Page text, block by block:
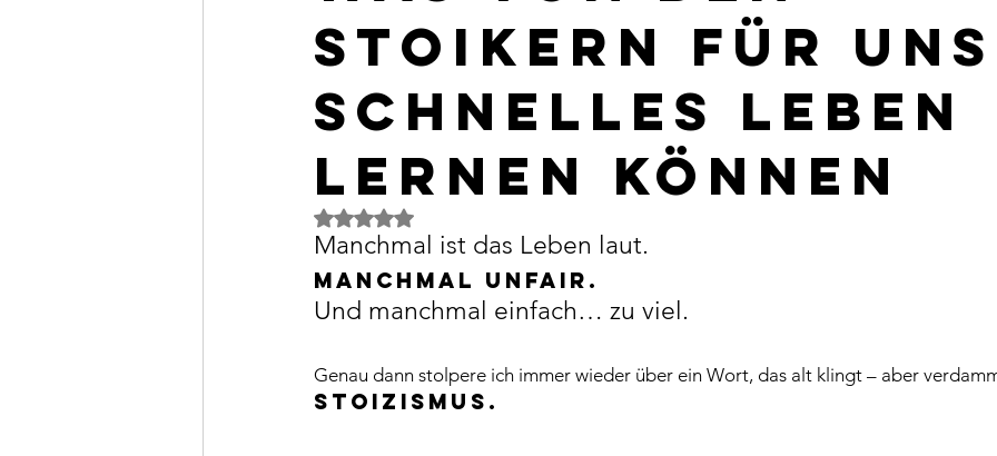
Stoikern für
schnelles leben
lernen können
Mit NaN von 5 Sternen bewertet.
Manchmal ist das Leben laut.
Manchmal unfair.
Und manchmal einfach… zu viel.
Genau dann stolpere ich immer wieder über ein Wort, das alt klingt – aber
Stoizismus.